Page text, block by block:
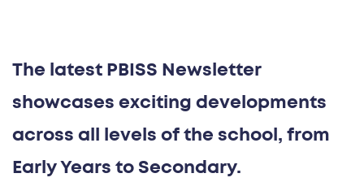
The latest PBISS Newsletter
showcases exciting developments
across all levels of the school, from
Early Years to Secondary.